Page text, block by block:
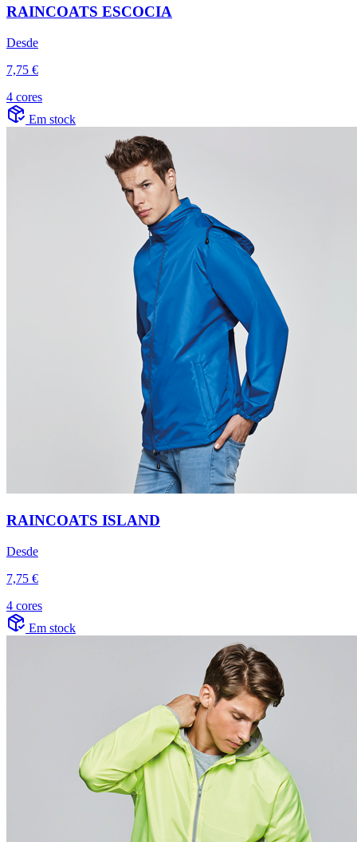
RAINCOATS ESCOCIA
Desde
7,75 €
4 cores
Em stock
RAINCOATS ISLAND
Desde
7,75 €
4 cores
Em stock